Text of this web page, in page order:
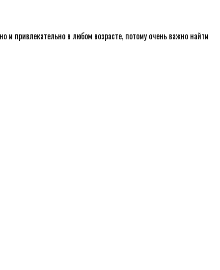
и привлекательно в любом возрасте, потому очень важно найти